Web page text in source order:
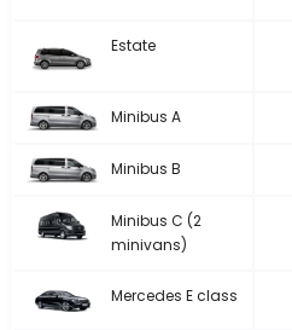
Estate
Minibus A
Minibus B
Minibus C (2
minivans)
Mercedes E class